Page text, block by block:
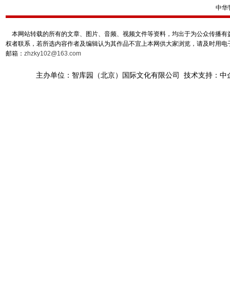
中华
本网站转载的所有的文章、图片、音频、视频文件等资料，均出于为公众传播
权者联系，若所选内容作者及编辑认为其作品不宜上本网供大家浏览，请及时用
邮箱： zhzky102@163.com
主办单位：智库园（北京）国际文化有限公司 技术支持：